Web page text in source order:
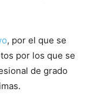
, por el que se
por los que se
de grado